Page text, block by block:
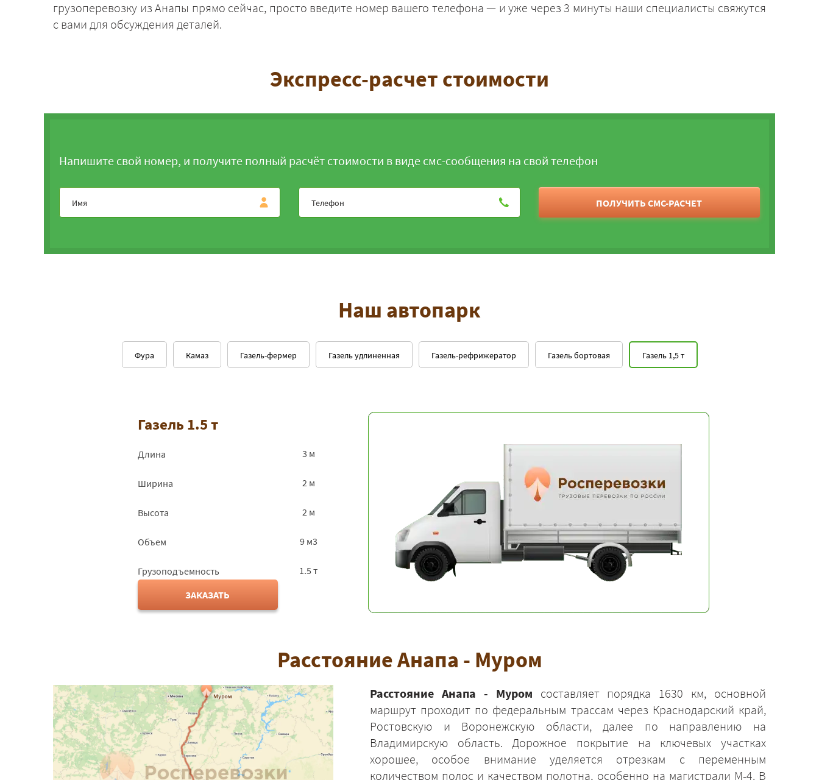
грузоперевозку из Анапы прямо сейчас, просто введите номер вашего телефона — и уже через 3 минуты наши специалисты свяжутся
с вами для обсуждения деталей.
Экспресс-расчет стоимости
Напишите свой номер, и получите полный расчёт стоимости в виде смс-сообщения на свой телефон
ПОЛУЧИТЬ СМС-РАСЧЕТ
Наш автопарк
Газель 1,5 т
Газель удлиненная Газель бортовая
Газель-рефрижератор
Газель-фермер
Камаз
Фура
Газель 1.5 т
Длина 3 м
Ширина 2 м
Высота 2 м
Объем 9 м3
Грузоподъемность
1.5 т
ЗАКАЗАТЬ
Расстояние Анапа - Муром
Расстояние Анапа - Муром составляет порядка 1630 км, основной
маршрут проходит по федеральным трассам через Краснодарский край,
Ростовскую и Воронежскую области, далее по направлению на
Владимирскую область. Дорожное покрытие на ключевых участках
хорошее, особое внимание уделяется отрезкам с переменным
количеством полос и качеством полотна, особенно на магистрали М-4. В